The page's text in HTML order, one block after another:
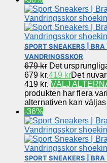
SPORT SNEAKERS | BRA
VANDRINGSSKOR
679kr Det
679 kr.419 krDet
419 kr. VÄLJ
produkten har flera
alternativen kan
-36%
SPORT SNEAKERS | BRA